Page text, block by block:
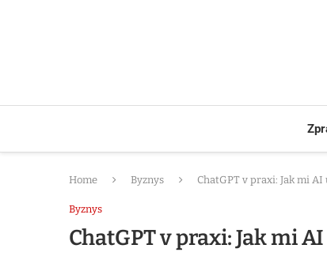
Home Byznys ChatGPT v praxi: Jak mi
Byznys
ChatGPT v praxi: Jak mi